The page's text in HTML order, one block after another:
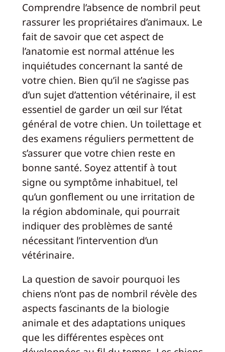
Comprendre l’absence de nombril peut
rassurer les propriétaires d’animaux. Le
fait de savoir que cet aspect de
l’anatomie est normal atténue les
inquiétudes concernant la santé de
votre chien. Bien qu’il ne s’agisse pas
d’un sujet d’attention vétérinaire, il est
essentiel de garder un œil sur l’état
général de votre chien. Un toilettage et
des examens réguliers permettent de
s’assurer que votre chien reste en
bonne santé. Soyez attentif à tout
signe ou symptôme inhabituel, tel
qu’un gonflement ou une irritation de
la région abdominale, qui pourrait
indiquer des problèmes de santé
nécessitant l’intervention d’un
vétérinaire.
La question de savoir pourquoi les
chiens n’ont pas de nombril révèle des
aspects fascinants de la biologie
animale et des adaptations uniques
que les différentes espèces ont